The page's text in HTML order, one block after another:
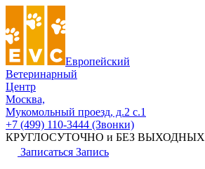
Европейский
Ветеринарный
Центр
Москва,
Мукомольный проезд, д.2 с.1
+7 (499) 110-3444 (Звонки)
КРУГЛОСУТОЧНО и БЕЗ ВЫХОДНЫХ
Записаться Запись